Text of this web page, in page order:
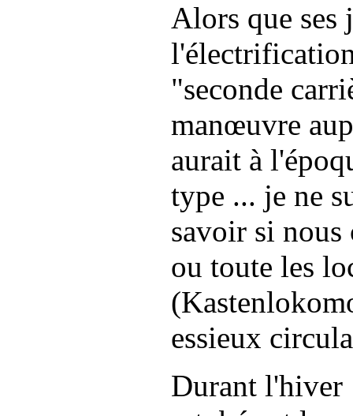
Alors que ses
"seconde
manœuvre
aurait à
type ... je ne
savoir si nous
ou toute les
essieux
Durant l'hiver